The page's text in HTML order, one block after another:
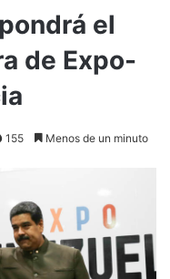
el
de Expo-
155 Menos de un minuto